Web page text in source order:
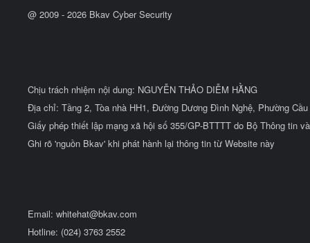
@ 2009 - 2026 Bkav Cyber Security
Chịu trách nhiệm nội dung: NGUYỄN THẢO DIỄM HẰNG
Địa chỉ: Tầng 2, Tòa nhà HH1, Đường Dương Đình Nghệ, Phường
Giấy phép thiết lập mạng xã hội số 355/GP-BTTTT do Bộ Thông tin
Ghi rõ 'nguồn Bkav' khi phát hành lại thông tin từ Website này
Email: whitehat@bkav.com
Hotline: (024) 3763 2552